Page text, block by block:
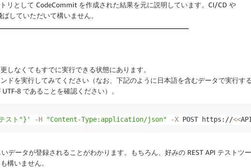
リとして CodeCommit を作成された結果を元に説明しています。CI/CD や
していただいて構いません。
しなくてもすでに実行できる状態にあります。
ドを実行してみてください（なお、下記のように日本語を含むデータで実行する
8 であることを確認ください）。
スト"}' -H "Content-Type:application/json" -X POST https://<<
データが登録されることがわかります。もちろん、好みの REST API テストツー
構いません。